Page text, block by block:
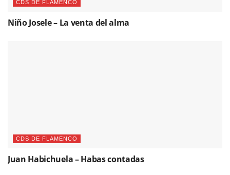
CDS DE FLAMENCO
Niño Josele – La venta del alma
CDS DE FLAMENCO
Juan Habichuela – Habas contadas